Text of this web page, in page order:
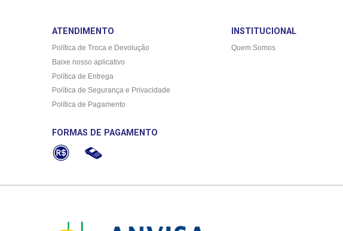
ATENDIMENTO
Política de Troca e Devolução
Baixe nosso aplicativo
Política de Entrega
Política de Segurança e Privacidade
Política de Pagamento
INSTITUCIONAL
Quem Somos
FORMAS DE PAGAMENTO